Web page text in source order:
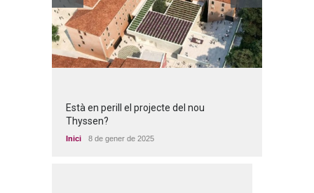
Està en perill el projecte del nou
Thyssen?
Inici 8 de gener de 2025